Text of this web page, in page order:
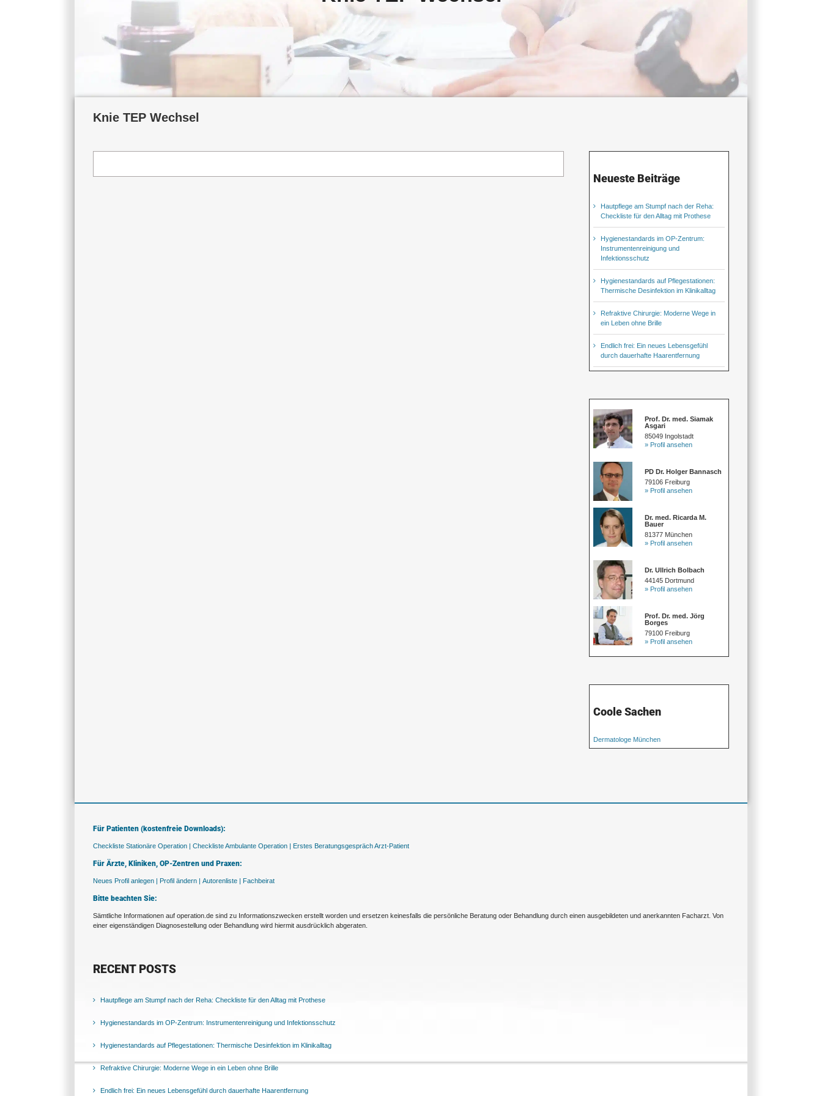
Knie TEP Wechsel
Neueste Beiträge
Hautpflege am Stumpf nach der Reha:
Checkliste für den Alltag mit Prothese
Hygienestandards im OP-Zentrum:
Instrumentenreinigung und
Infektionsschutz
Hygienestandards auf Pflegestationen:
Thermische Desinfektion im Klinikalltag
Refraktive Chirurgie: Moderne Wege in
ein Leben ohne Brille
Endlich frei: Ein neues Lebensgefühl
durch dauerhafte Haarentfernung
Prof. Dr. med. Siamak
Asgari
85049 Ingolstadt
» Profil ansehen
PD Dr. Holger Bannasch
79106 Freiburg
» Profil ansehen
Dr. med. Ricarda M.
Bauer
81377 München
» Profil ansehen
Dr. Ullrich Bolbach
44145 Dortmund
» Profil ansehen
Prof. Dr. med. Jörg
Borges
79100 Freiburg
» Profil ansehen
Coole Sachen
Dermatologe München
Für Patienten (kostenfreie Downloads):
Checkliste Stationäre Operation | Checkliste Ambulante Operation | Erstes Beratungsgespräch Arzt-Patient
Für Ärzte, Kliniken, OP-Zentren und Praxen:
Neues Profil anlegen | Profil ändern | Autorenliste | Fachbeirat
Bitte beachten Sie:
Sämtliche Informationen auf operation.de sind zu Informationszwecken erstellt worden und ersetzen keinesfalls die persönliche Beratung oder Behandlung durch einen ausgebildeten und anerkannten Facharzt. Von
einer eigenständigen Diagnosestellung oder Behandlung wird hiermit ausdrücklich abgeraten.
RECENT POSTS
Hautpflege am Stumpf nach der Reha: Checkliste für den Alltag mit Prothese
Hygienestandards im OP-Zentrum: Instrumentenreinigung und Infektionsschutz
Hygienestandards auf Pflegestationen: Thermische Desinfektion im Klinikalltag
Refraktive Chirurgie: Moderne Wege in ein Leben ohne Brille
Endlich frei: Ein neues Lebensgefühl durch dauerhafte Haarentfernung